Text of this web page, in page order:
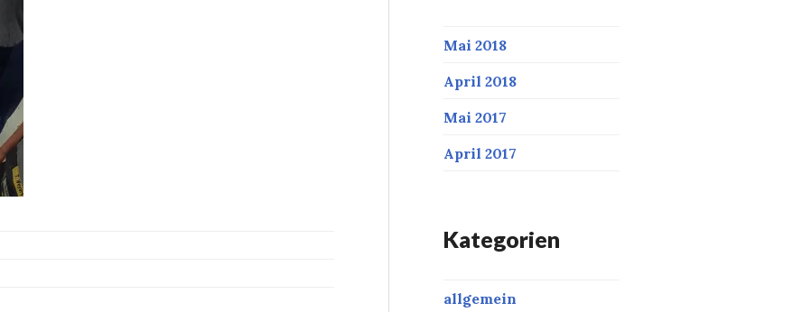
Mai 2018
April 2018
Mai 2017
April 2017
Kategorien
allgemein